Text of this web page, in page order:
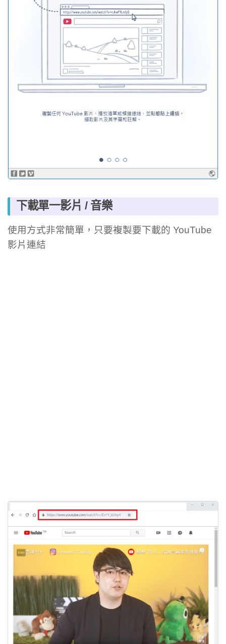
下載單一影片 / 音樂
使用方式非常簡單，只要複製要下載的 YouTube
影片連結